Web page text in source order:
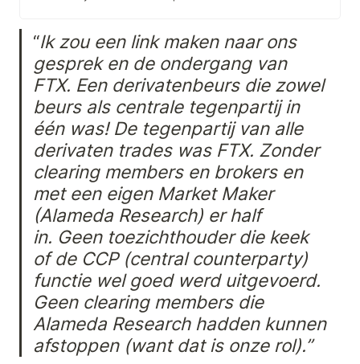
signs. But he shared few details
“Ik zou een link maken naar ons
gesprek en de ondergang van
FTX. Een derivatenbeurs die zowel
beurs als centrale tegenpartij in
één was! De tegenpartij van alle
derivaten trades was FTX. Zonder
clearing members en brokers en
met een eigen Market Maker
(Alameda Research) er half
in. Geen toezichthouder die keek
of de CCP (central counterparty)
functie wel goed werd uitgevoerd.
Geen clearing members die
Alameda Research hadden kunnen
afstoppen (want dat is onze rol).”